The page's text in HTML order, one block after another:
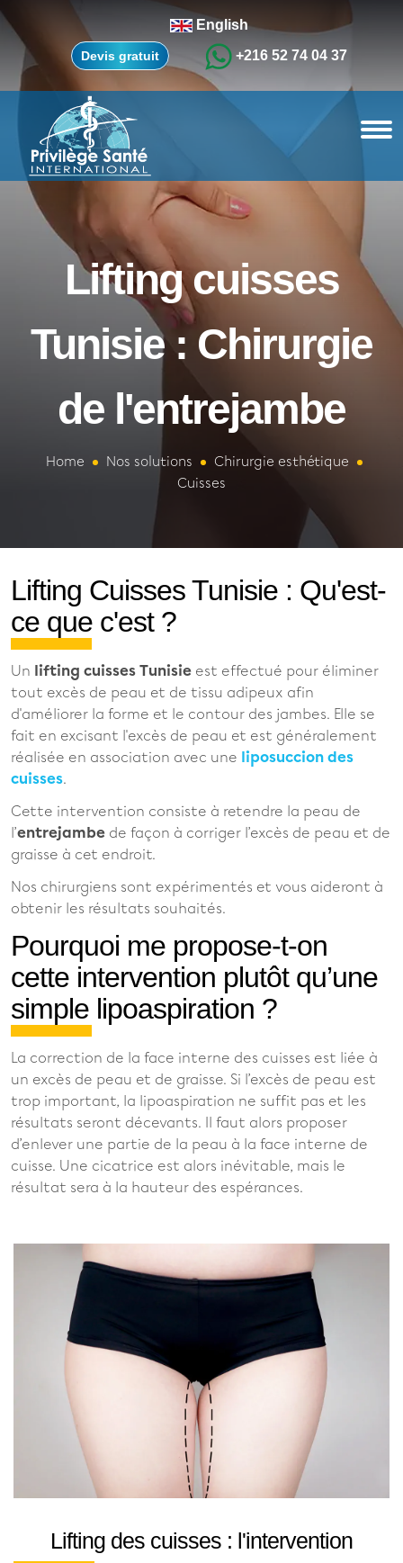
English
Devis gratuit +216 52 74 04 37
Lifting cuisses
Tunisie : Chirurgie
de l'entrejambe
Home Nos solutions
Chirurgie esthétique
Cuisses
Lifting Cuisses Tunisie : Qu'est-
ce que c'est ?
Un lifting cuisses Tunisie est effectué pour éliminer
tout excès de peau et de tissu adipeux afin
d'améliorer la forme et le contour des jambes. Elle se
fait en excisant l'excès de peau et est généralement
réalisée en association avec une liposuccion des
cuisses.
Cette intervention consiste à retendre la peau de
l’entrejambe de façon à corriger l’excès de peau et de
graisse à cet endroit.
Nos chirurgiens sont expérimentés et vous aideront à
obtenir les résultats souhaités.
Pourquoi me propose-t-on
cette intervention plutôt qu’une
simple lipoaspiration ?
La correction de la face interne des cuisses est liée à
un excès de peau et de graisse. Si l’excès de peau est
trop important, la lipoaspiration ne suffit pas et les
résultats seront décevants. Il faut alors proposer
d’enlever une partie de la peau à la face interne de
cuisse. Une cicatrice est alors inévitable, mais le
résultat sera à la hauteur des espérances.
Lifting des cuisses : l'intervention